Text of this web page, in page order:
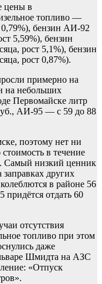
цены в
топливо —
0,79%), бензин АИ-92
5,59%), бензин
рост 5,1%), бензин
рост 0,87%).
примерно на
на небольших
Первомайске литр
АИ-95 — с 59 до 88
поэтому нет ни
в течение
Самый низкий ценник
других
в районе 56
отдать 60
отсутствия
топливо при этом
даже
Шмидта на АЗС
«Отпуск